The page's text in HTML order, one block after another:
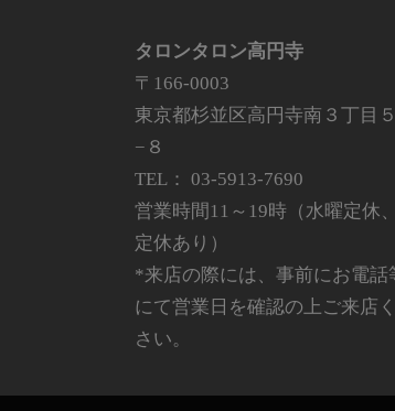
タロンタロン高円寺
〒166-0003
東京都杉並区高円寺南３丁目
−８
TEL： 03-5913-7690
営業時間11～19時（水曜定休
定休あり）
*来店の際には、事前にお電話
にて営業日を確認の上ご来店
さい。